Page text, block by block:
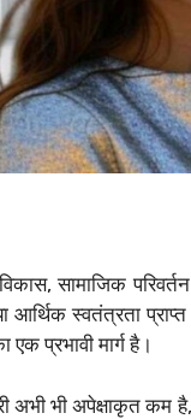
सामाजिक
स्वतंत्रता
प्रभावी मार्ग है।
अभी भी अपेक्षाकृत कम